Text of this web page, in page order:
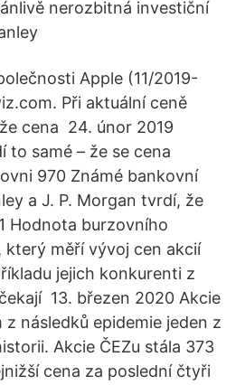
nerozbitná investiční
Apple (11/2019-
Při aktuální ceně
cena 24. únor 2019
samé – že se cena
970 Známé bankovní
a J. P. Morgan tvrdí, že
Hodnota burzovního
který měří vývoj cen akcií
jejich konkurenti z
13. březen 2020 Akcie
následků epidemie jeden z
Akcie ČEZu stála 373
cena za poslední čtyři